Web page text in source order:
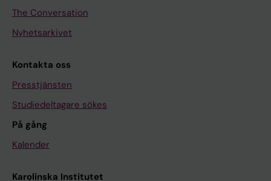
The Conversation
Nyhetsarkivet
Kontakta oss
Presstjänsten
Studiedeltagare sökes
På gång
Kalender
Karolinska Institutet